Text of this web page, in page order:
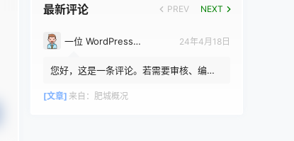
最新评论 PREV NEXT
一位 WordPress 评论者 24年4月18日
您好，这是一条评论。若需要审核、编辑
评论者头像来自 Gravatar。
[文章] 来自： 肥城概况